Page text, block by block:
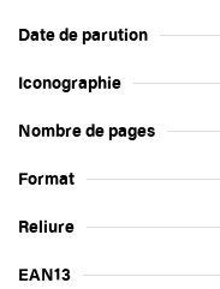
Date de parution
Iconographie
Nombre de pages
Format
Reliure
EAN13